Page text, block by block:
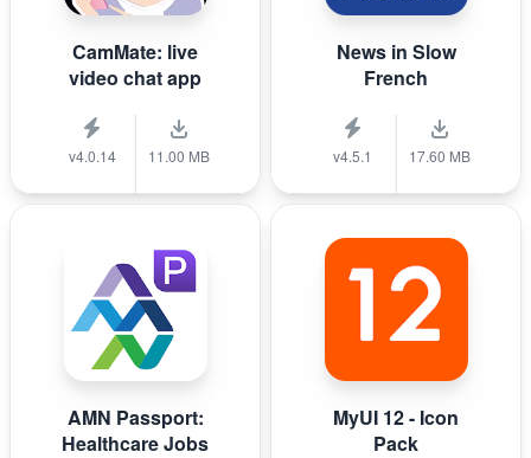
CamMate: live
video chat app
v4.0.14 11.00 MB
News in Slow
French
v4.5.1 17.60 MB
AMN Passport:
Healthcare Jobs
MyUI 12 - Icon
Pack